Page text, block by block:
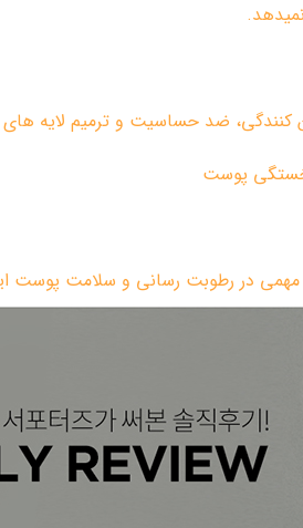
کنندگی، ضد حساسیت و ترمیم لایه
خستگی پوست
در رطوبت رسانی و سلامت پوست